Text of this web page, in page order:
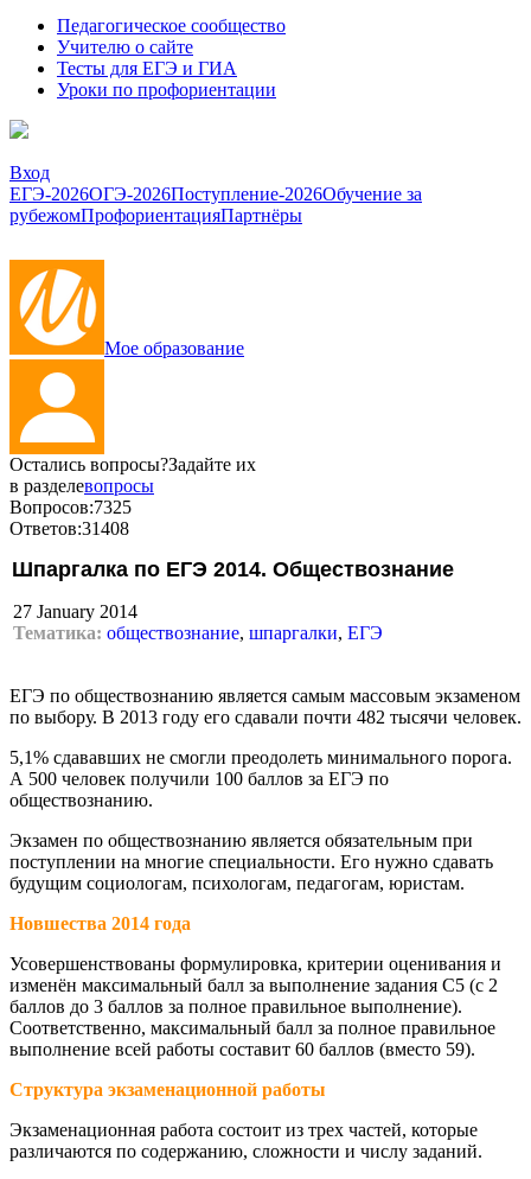
Педагогическое сообщество
Учителю о сайте
Тесты для ЕГЭ и ГИА
Уроки по профориентации
Вход
ЕГЭ-2026ОГЭ-2026Поступление-2026Обучение за
рубежомПрофориентацияПартнёры
Мое образование
Остались вопросы?Задайте их
в разделевопросы
Вопросов:7325
Ответов:31408
Шпаргалка по ЕГЭ 2014. Обществознание
27 January 2014
Тематика: обществознание, шпаргалки, ЕГЭ
ЕГЭ по обществознанию является самым массовым экзаменом
по выбору. В 2013 году его сдавали почти 482 тысячи человек.
5,1% сдававших не смогли преодолеть минимального порога.
А 500 человек получили 100 баллов за ЕГЭ по
обществознанию.
Экзамен по обществознанию является обязательным при
поступлении на многие специальности. Его нужно сдавать
будущим социологам, психологам, педагогам, юристам.
Новшества 2014 года
Усовершенствованы формулировка, критерии оценивания и
изменён максимальный балл за выполнение задания С5 (с 2
баллов до 3 баллов за полное правильное выполнение).
Соответственно, максимальный балл за полное правильное
выполнение всей работы составит 60 баллов (вместо 59).
Структура экзаменационной работы
Экзаменационная работа состоит из трех частей, которые
различаются по содержанию, сложности и числу заданий.